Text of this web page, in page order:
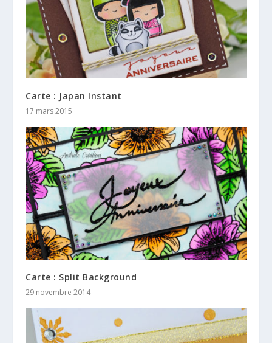
Carte : Japan Instant
17 mars 2015
Carte : Split Background
29 novembre 2014